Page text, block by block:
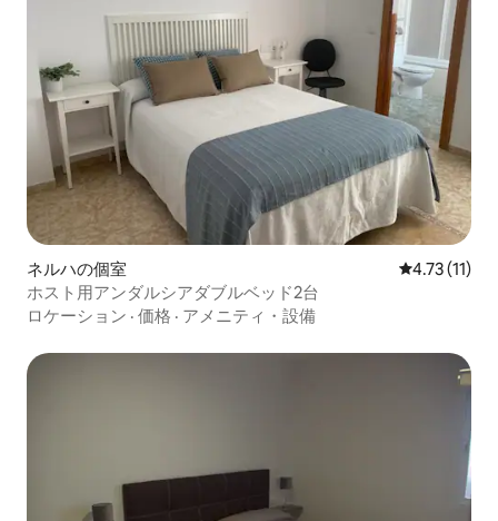
ネルハの個室 レビュー11
4.73 (11)
ホスト用アンダルシアダブルベッド2台
ロケーション · 価格 · アメニティ・設備